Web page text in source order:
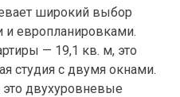
широкий выбор
и европланировками.
— 19,1 кв. м, это
студия с двумя окнами.
двухуровневые